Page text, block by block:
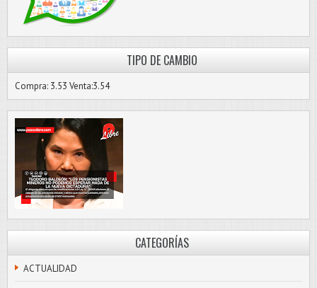
TIPO DE CAMBIO
Compra: 3.53 Venta:3.54
CATEGORÍAS
ACTUALIDAD